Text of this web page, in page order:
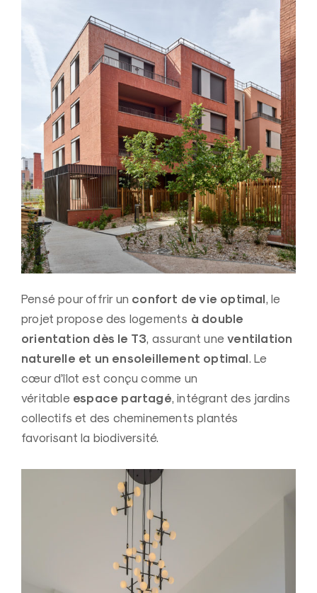
Pensé pour offrir un confort de vie optimal, le
projet propose des logements à double
orientation dès le T3, assurant uneventilation
naturelle et un ensoleillement optimal. Le
cœur d’îlot est conçu comme un
véritable espace partagé, intégrant des jardins
collectifs et des cheminements plantés
favorisant la biodiversité.